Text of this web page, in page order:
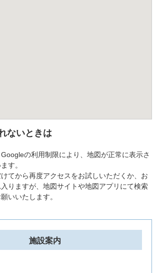
ないときは
の利用制限により、地図が正常に表示さ
す。
てから再度アクセスをお試しいただくか、お
りますが、地図サイトや地図アプリにて検索
いいたします。
施設案内